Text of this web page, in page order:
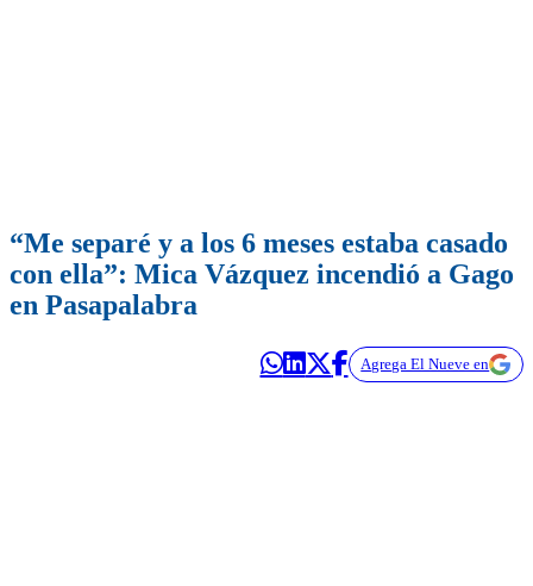
“Me separé y a los 6 meses estaba casado
con ella”: Mica Vázquez incendió a Gago
en Pasapalabra
Agrega El Nueve en